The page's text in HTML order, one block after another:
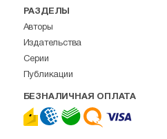
РАЗДЕЛЫ
Авторы
Издательства
Серии
Публикации
БЕЗНАЛИЧНАЯ ОПЛАТА